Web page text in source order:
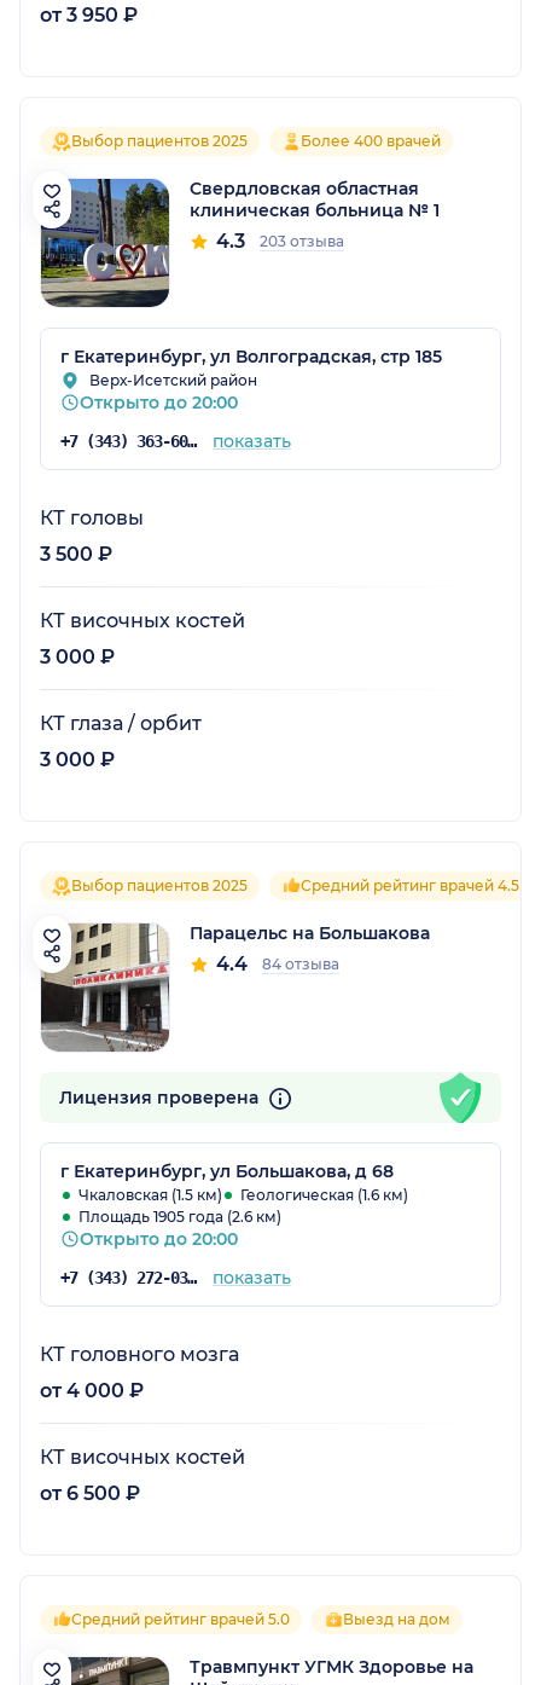
от 3 950 ₽
Выбор пациентов 2025 Более 400 врачей
Свердловская областная
клиническая больница № 1
4.3 203 отзыва
г Екатеринбург, ул Волгоградская, стр 185
Верх-Исетский район
Открыто до 20:00
+7 (343) 363-60-06 показать
КТ головы
3 500 ₽
КТ височных костей
3 000 ₽
КТ глаза / орбит
3 000 ₽
Выбор пациентов 2025 Средний рейтинг врачей 4.5
Парацельс на Большакова
4.4 84 отзыва
Лицензия проверена
г Екатеринбург, ул Большакова, д 68
Чкаловская (1.5 км)
Геологическая (1.6 км)
Площадь 1905 года (2.6 км)
Открыто до 20:00
+7 (343) 272-03-03 показать
КТ головного мозга
от 4 000 ₽
КТ височных костей
от 6 500 ₽
Средний рейтинг врачей 5.0 Выезд на дом
Травмпункт УГМК Здоровье на